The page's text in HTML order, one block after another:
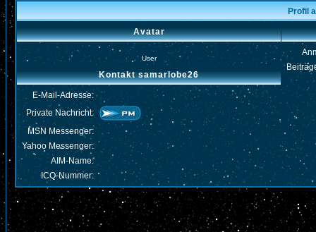
Profil
Avatar
User
Kontakt samarlobe26
E-Mail-Adresse:
Private Nachricht:
MSN Messenger:
Yahoo Messenger:
AIM-Name:
ICQ-Nummer: